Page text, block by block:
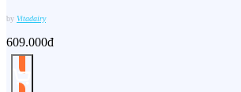
by Vitadairy
609.000đ